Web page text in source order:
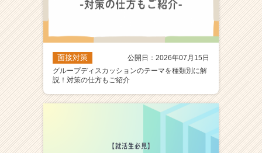
面接対策
公開日：2026年07月15日
グループディスカッションのテーマを種類別に解
説！対策の仕方もご紹介